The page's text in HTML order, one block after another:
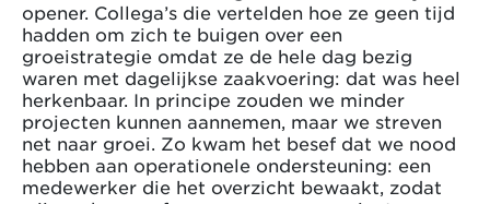
opener. Collega’s die vertelden hoe ze geen tijd
hadden om zich te buigen over een
groeistrategie omdat ze de hele dag bezig
waren met dagelijkse zaakvoering: dat was heel
herkenbaar. In principe zouden we minder
projecten kunnen aannemen, maar we streven
net naar groei. Zo kwam het besef dat we nood
hebben aan operationele ondersteuning: een
medewerker die het overzicht bewaakt, zodat